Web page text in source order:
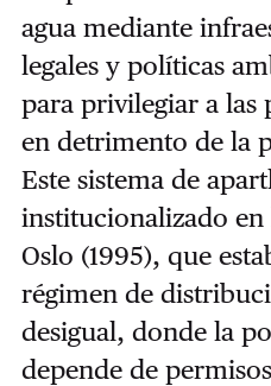
agua mediante
legales y políticas
para privilegiar a las
en detrimento de la
Este sistema de
institucionalizado en
Oslo (1995), que
régimen de
desigual, donde la
depende de